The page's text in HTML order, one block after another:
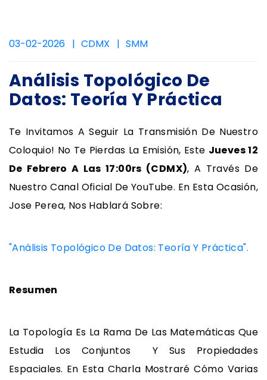
03-02-2026 CDMX SMM
Análisis Topológico De
Datos: Teoría Y Práctica
Te Invitamos A Seguir La Transmisión De Nuestro
Coloquio! No Te Pierdas La Emisión, Este Jueves 12
De Febrero A Las 17:00rs (CDMX), A Través De
Nuestro Canal Oficial De YouTube. En Esta Ocasión,
Jose Perea, Nos Hablará Sobre:
"Análisis Topológico De Datos: Teoría Y Práctica".
Resumen
La Topología Es La Rama De Las Matemáticas Que
Estudia Los Conjuntos Y Sus Propiedades
Espaciales. En Esta Charla Mostraré Cómo Varias